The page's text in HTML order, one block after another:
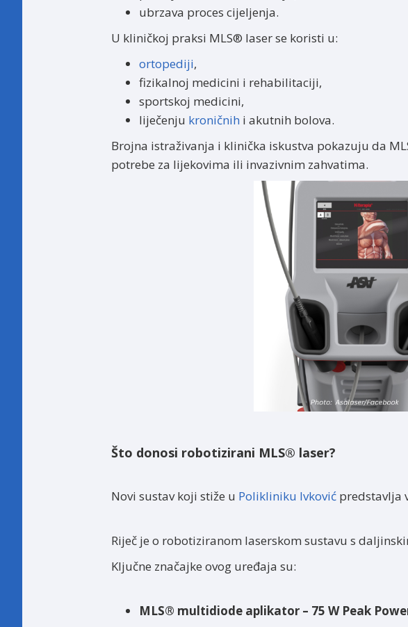
ubrzava proces cijeljenja.
U kliničkoj praksi MLS® laser se koristi u:
ortopediji,
fizikalnoj medicini i rehabilitaciji,
sportskoj medicini,
liječenju kroničnih i akutnih bolova.
Brojna istraživanja i klinička iskustva pokazuju da
potrebe za lijekovima ili invazivnim zahvatima.
Što donosi robotizirani MLS® laser?
Novi sustav koji stiže u Polikliniku Ivković predstavlja
Riječ je o robotiziranom laserskom sustavu s
Ključne značajke ovog uređaja su:
MLS® multidiode aplikator – 75 W Peak